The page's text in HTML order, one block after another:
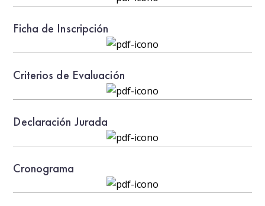
Ficha de Inscripción
Criterios de Evaluación
Declaración Jurada
Cronograma